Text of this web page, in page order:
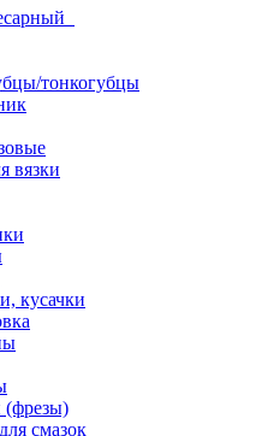
тонкогубцы
вязки
кусачки
смазок